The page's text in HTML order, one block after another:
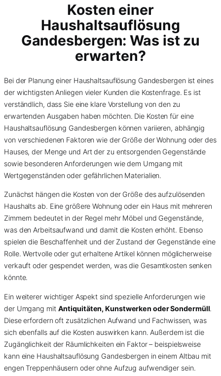
Kosten einer
Haushaltsauflösung
Gandesbergen: Was ist zu
erwarten?
Bei der Planung einer Haushaltsauflösung Gandesbergen ist eines
der wichtigsten Anliegen vieler Kunden die Kostenfrage. Es ist
verständlich, dass Sie eine klare Vorstellung von den zu
erwartenden Ausgaben haben möchten. Die Kosten für eine
Haushaltsauflösung Gandesbergen können variieren, abhängig
von verschiedenen Faktoren wie der Größe der Wohnung oder des
Hauses, der Menge und Art der zu entsorgenden Gegenstände
sowie besonderen Anforderungen wie dem Umgang mit
Wertgegenständen oder gefährlichen Materialien.
Zunächst hängen die Kosten von der Größe des aufzulösenden
Haushalts ab. Eine größere Wohnung oder ein Haus mit mehreren
Zimmern bedeutet in der Regel mehr Möbel und Gegenstände,
was den Arbeitsaufwand und damit die Kosten erhöht. Ebenso
spielen die Beschaffenheit und der Zustand der Gegenstände eine
Rolle. Wertvolle oder gut erhaltene Artikel können möglicherweise
verkauft oder gespendet werden, was die Gesamtkosten senken
könnte.
Ein weiterer wichtiger Aspekt sind spezielle Anforderungen wie
der Umgang mit Antiquitäten, Kunstwerken oder Sondermüll.
Diese erfordern oft zusätzlichen Aufwand und Fachwissen, was
sich ebenfalls auf die Kosten auswirken kann. Außerdem ist die
Zugänglichkeit der Räumlichkeiten ein Faktor – beispielsweise
kann eine Haushaltsauflösung Gandesbergen in einem Altbau mit
engen Treppenhäusern oder ohne Aufzug aufwendiger sein.